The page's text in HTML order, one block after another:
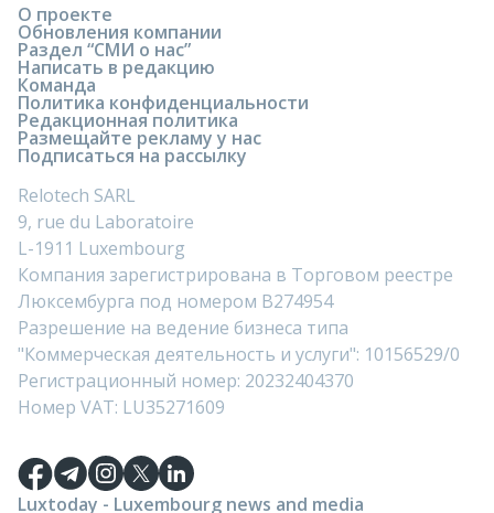
О проекте
Обновления компании
Раздел “СМИ о нас”
Написать в редакцию
Команда
Политика конфиденциальности
Редакционная политика
Размещайте рекламу у нас
Подписаться на рассылку
Relotech SARL
9, rue du Laboratoire
L-1911 Luxembourg
Компания зарегистрирована в Торговом реестре
Люксембурга под номером B274954
Разрешение на ведение бизнеса типа
"Коммерческая деятельность и услуги": 10156529/0
Регистрационный номер: 20232404370
Номер VAT: LU35271609
Luxtoday - Luxembourg news and media